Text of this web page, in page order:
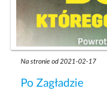
Na stronie od 2021-02-17
Po Zagładzie